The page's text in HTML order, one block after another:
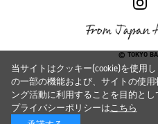
© TOKYO
当サイトはクッキー(cookie)を使用
の一部の機能および、サイトの使
ング活動に利用することを目的とし
プライバシーポリシーはこちら